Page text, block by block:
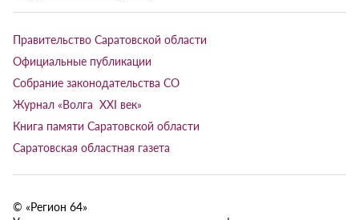
Правительство Саратовской области
Официальные публикации
Собрание законодательства СО
Журнал «Волга XXI век»
Книга памяти Саратовской области
Саратовская областная газета
© «Регион 64»